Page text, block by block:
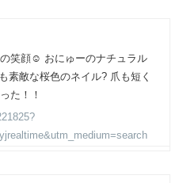
笑顔☺ おにゅーのナチュラル
素敵な桜色のネイル? 爪も短く
た！！